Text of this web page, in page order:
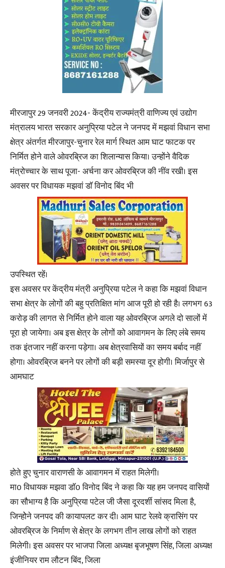
मीरजापुर 29 जनवरी 2024- केंद्रीय राज्यमंत्री वाणिज्य एवं उद्योग
मंत्रालय भारत सरकार अनुप्रिया पटेल ने जनपद में मझवां विधान सभा
क्षेत्र अंतर्गत मीरजापुर-चुनार रेल मार्ग स्थित आम घाट फाटक पर
निर्मित होने वाले ओवरब्रिज का शिलान्यास किया। उन्होंने वैदिक
मंत्रोच्चार के साथ पूजा- अर्चना कर ओवरब्रिज की नींव रखी। इस
अवसर पर विधायक मझवां डाॅ विनोद बिंद भी
उपस्थित रहें।
इस अवसर पर केंद्रीय मंत्री अनुप्रिया पटेल ने कहा कि मझवां विधान
सभा क्षेत्र के लोगों की बहु प्रतिक्षित मांग आज पूरी हो रही है। लगभग 63
करोड़ की लागत से निर्मित होने वाला यह ओवरब्रिज अगले दो सालों में
पूरा हो जायेगा। अब इस क्षेत्र के लोगों को आवागमन के लिए लंबे समय
तक इंतजार नहीं करना पड़ेगा। अब क्षेत्रवासियों का समय बर्बाद नहीं
होगा। ओवरब्रिज बनने पर लोगों की बड़ी समस्या दूर होगी। मिर्जापुर से
आमघाट
होते हुए चुनार वाराणसी के आवागमन में राहत मिलेगी।
मा0 विधायक मझवा डाॅ0 विनोद बिंद ने कहा कि यह हम जनपद वासियों
का सौभाग्य है कि अनुप्रिया पटेल जी जैसा दूरदर्शी सांसद मिला है,
जिन्होेने जनपद की कायापलट कर दी। आम घाट रेलवे क्रासिंग पर
ओवरब्रिज के निर्माण से क्षेत्र के लगभग तीन लाख लोगों को राहत
मिलेगी। इस अवसर पर भाजपा जिला अध्यक्ष बृजभूषण सिंह, जिला अध्यक्ष
इंजीनियर राम लौटन बिंद, जिला